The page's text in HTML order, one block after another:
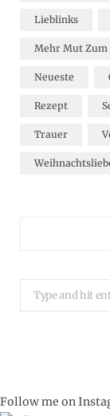
Lieblinks
Mehr Mut Zum
Neueste
Rezept
Trauer
Search
for:
Follow me on